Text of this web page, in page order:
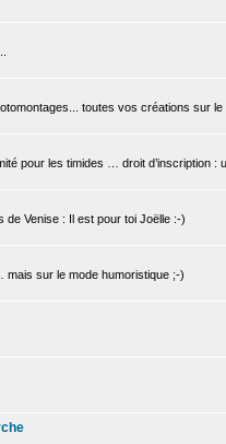
toutes vos créations sur le
pour les timides … droit d’inscription :
de Venise : Il est pour toi Joëlle :-)
sur le mode humoristique ;-)